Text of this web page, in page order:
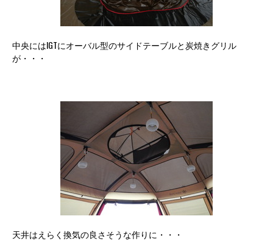
中央にはIGTにオーバル型のサイドテーブルと炭焼きグリル
が・・・
天井はえらく換気の良さそうな作りに・・・